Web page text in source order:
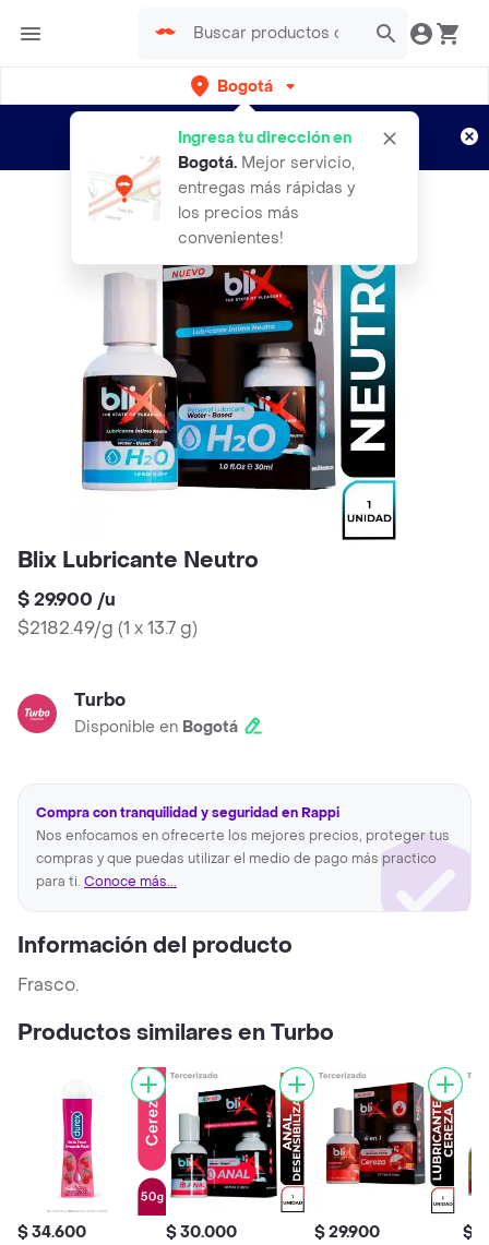
Bogotá
Ingresa tu dirección en
Bogotá. Mejor servicio,
entregas más rápidas y
los precios más
convenientes!
envíos gratis por semanas
Aplican TyC
Blix Lubricante Neutro
$ 29.900 /u
$2182.49/g (1 x 13.7 g)
Turbo
Disponible en Bogotá
Compra con tranquilidad y seguridad en Rappi
Nos enfocamos en ofrecerte los mejores precios, proteger tus
compras y que puedas utilizar el medio de pago más practico
para ti. Conoce más...
Información del producto
Frasco.
Productos similares en Turbo
$ 34.600 $ 30.000 $ 29.900 $